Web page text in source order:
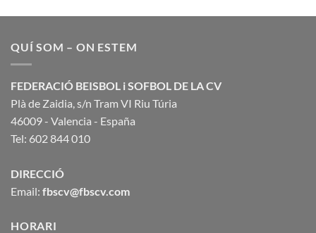
QUÍ SOM – ON ESTEM
FEDERACIÓ BEISBOL i SOFBOL DE LA CV
Plà de Zaidia, s/n Tram VI Riu Túria
46009 - Valencia - España
Tel: 602 844 010
DIRECCIÓ
Email: fbscv@fbscv.com
HORARI